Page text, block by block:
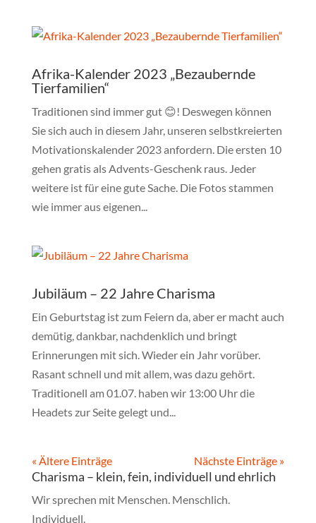
Afrika-Kalender 2023 „Bezaubernde
Tierfamilien“
Traditionen sind immer gut 😊! Deswegen können
Sie sich auch in diesem Jahr, unseren selbstkreierten
Motivationskalender 2023 anfordern. Die ersten 10
gehen gratis als Advents-Geschenk raus. Jeder
weitere ist für eine gute Sache. Die Fotos stammen
wie immer aus eigenen...
Jubiläum – 22 Jahre Charisma
Ein Geburtstag ist zum Feiern da, aber er macht auch
demütig, dankbar, nachdenklich und bringt
Erinnerungen mit sich. Wieder ein Jahr vorüber.
Rasant schnell und mit allem, was dazu gehört.
Traditionell am 01.07. haben wir 13:00 Uhr die
Headets zur Seite gelegt und...
« Ältere Einträge Nächste Einträge »
Charisma – klein, fein, individuell und ehrlich
Wir sprechen mit Menschen. Menschlich.
Individuell.